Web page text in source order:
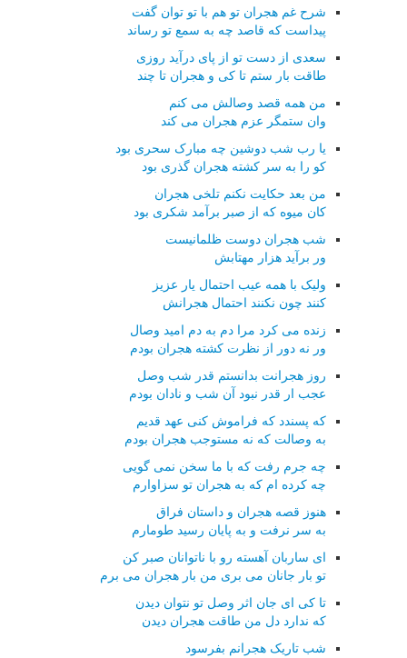
شرح غم هجران تو هم با تو توان گفت
پیداست که قاصد چه به سمع تو رساند
سعدی از دست تو از پای درآید روزی
طاقت بار ستم تا کی و هجران تا چند
من همه قصد وصالش می کنم
وان ستمگر عزم هجران می کند
یا رب شب دوشین چه مبارک سحری بود
کو را به سر کشته هجران گذری بود
من بعد حکایت نکنم تلخی هجران
کان میوه که از صبر برآمد شکری بود
شب هجران دوست ظلمانیست
ور برآید هزار مهتابش
ولیک با همه عیب احتمال یار عزیز
کنند چون نکنند احتمال هجرانش
زنده می کرد مرا دم به دم امید وصال
ور نه دور از نظرت کشته هجران بودم
روز هجرانت بدانستم قدر شب وصل
عجب ار قدر نبود آن شب و نادان بودم
که پسندد که فراموش کنی عهد قدیم
به وصالت که نه مستوجب هجران بودم
چه جرم رفت که با ما سخن نمی گویی
چه کرده ام که به هجران تو سزاوارم
هنوز قصه هجران و داستان فراق
به سر نرفت و به پایان رسید طومارم
ای ساربان آهسته رو با ناتوانان صبر کن
تو بار جانان می بری من بار هجران می برم
تا کی ای جان اثر وصل تو نتوان دیدن
که ندارد دل من طاقت هجران دیدن
شب تاریک هجرانم بفرسود